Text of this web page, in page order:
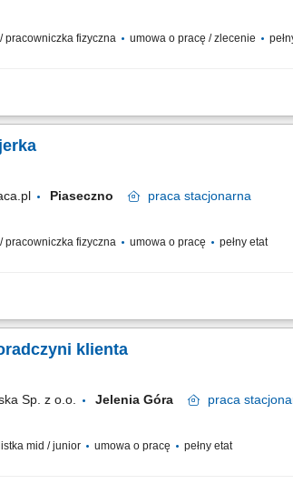
pracowniczka fizyczna umowa o pracę / zlecenie
fizyczna w dziale warzyw i owoców. Obsługa kasy
Piaseczno praca stacjonarna
pracowniczka fizyczna umowa o pracę pełny etat
klientów przy stanowisku kasowym. Realizacja
klienta
Sp. z o.o. Jelenia Góra praca
mid / junior umowa o pracę pełny etat